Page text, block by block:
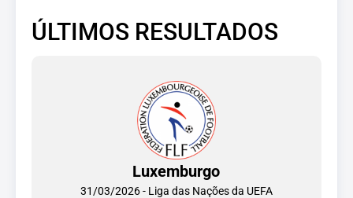
ÚLTIMOS RESULTADOS
Luxemburgo
31/03/2026 - Liga das Nações da UEFA